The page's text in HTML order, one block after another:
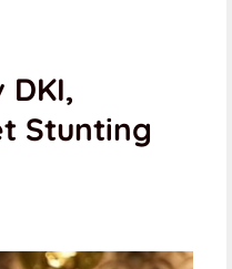
Stunting